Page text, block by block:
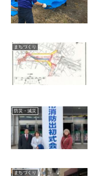
まちづくり
防災・減災
まちづくり